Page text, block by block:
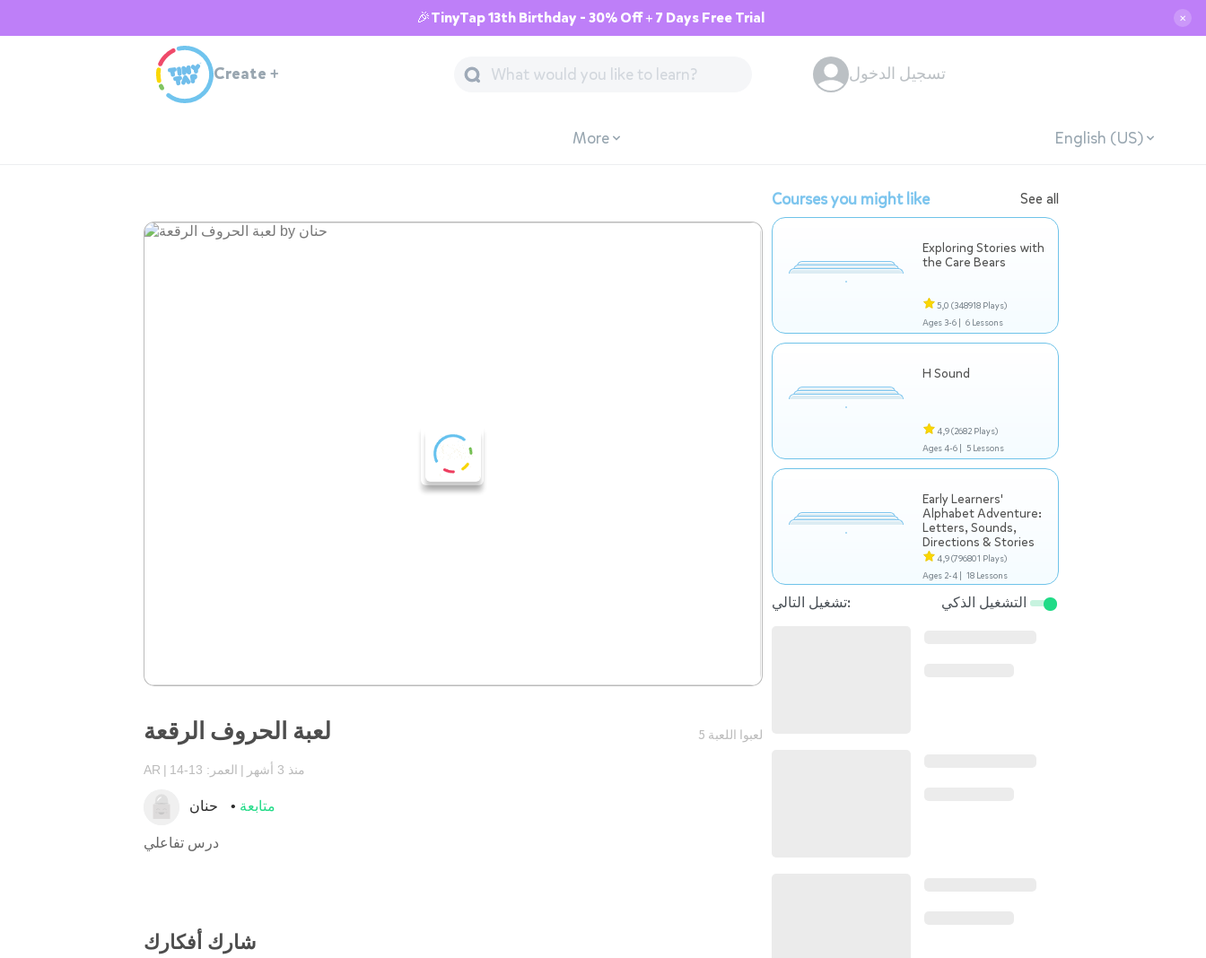
🎉TinyTap 13th Birthday - 30% Off + 7 Days Free Trial ✕
Create + تسجيل الدخول
More English (US)
لعبة الحروف الرقعة 5 لعبوا اللعبة
AR العمر: 13-14 منذ 3 أشهر
متابعة
درس تفاعلي
شارك أفكارك
Courses you might like See all
Exploring Stories with
the Care Bears
5,0 (348918 Plays)
Ages 3-6 | 6 Lessons
H Sound
4,9(2682 Plays)
Ages 4-6 | 5 Lessons
Early Learners'
Alphabet Adventure:
Letters, Sounds,
Directions & Stories
4,9(796801 Plays)
Ages 2-4 | 18 Lessons
تشغيل التالي: